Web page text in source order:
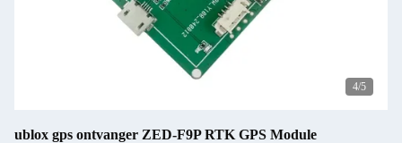
4/5
ublox gps ontvanger ZED-F9P RTK GPS Module